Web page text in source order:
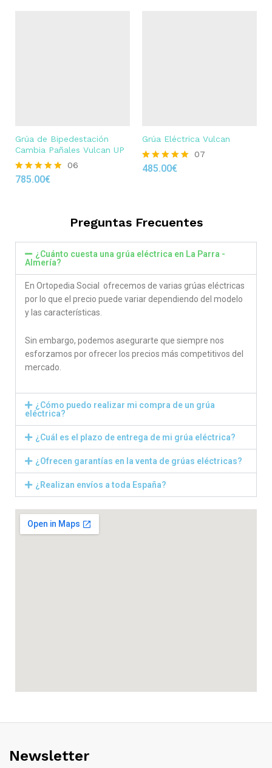
Grúa de Bipedestación
Cambia Pañales Vulcan UP
Rated
06
785.00€
Grúa Eléctrica Vulcan
Rated
07
485.00€
Preguntas Frecuentes
¿Cuánto cuesta una grúa eléctrica en La Parra -
Almería?
En Ortopedia Social ofrecemos de varias grúas eléctricas
por lo que el precio puede variar dependiendo del modelo
y las características.
Sin embargo, podemos asegurarte que siempre nos
esforzamos por ofrecer los precios más competitivos del
mercado.
¿Cómo puedo realizar mi compra de un grúa
eléctrica?
¿Cuál es el plazo de entrega de mi grúa eléctrica?
¿Ofrecen garantías en la venta de grúas eléctricas?
¿Realizan envíos a toda España?
Newsletter